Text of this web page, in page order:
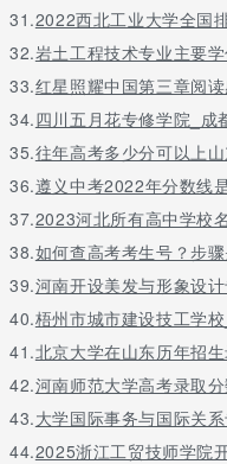
银川一中武子健同学以676
银川二中马晨睿实分663获
8. 安徽状元
文科最高分662分
理科状元来自合肥八中 黄杨
9. 北京状元
(亮点：家庭氛围很重要)
理科状元是来自北京八中的
学144分 英语143分 理综
文科状元是来自北京二中的
数学150分，外语140分，
10. 广西状元
31.2022西北工业大学全国
32.岩土工程技术专业主要
33.红星照耀中国第三章阅
34.四川五月花专修学院_成
35.往年高考多少分可以上
36.遵义中考2022年分数线
37.2023河北所有高中学校
38.如何查高考考生号？步
39.河南开设美发与形象设
40.梧州市城市建设技工学
41.北京大学在山东历年招
42.河南师范大学高考录取
43.大学国际事务与国际关
44.2025浙江工贸技师学院